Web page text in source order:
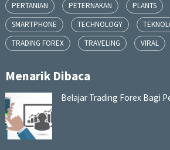
PERTANIAN
PETERNAKAN PLANTS
SMARTPHONE
TECHNOLOGY
TRADING FOREX
TRAVELING VIRAL
Menarik Dibaca
Belajar Trading Forex Bagi